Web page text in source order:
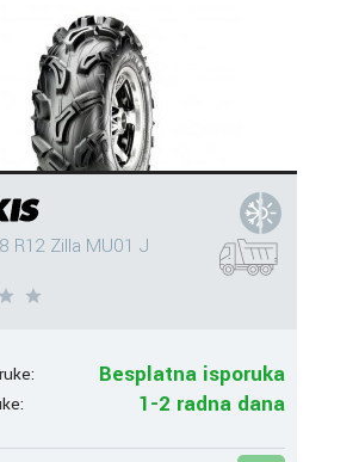
R12 Zilla MU01 J
Besplatna isporuka
1-2 radna dana